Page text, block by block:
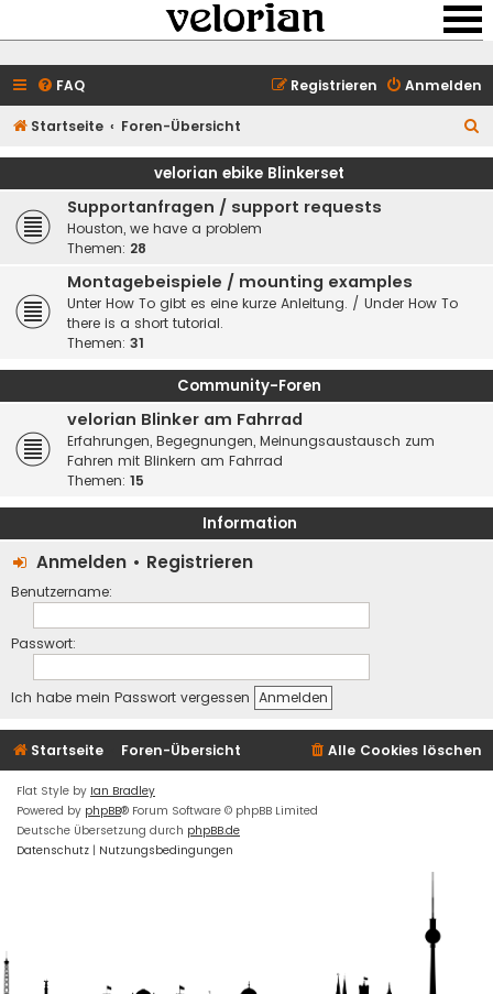
FAQ Anmelden
Registrieren
Startseite Foren-Übersicht
u
velorian ebike Blinkerset
Supportanfragen / support requests
Houston, we have a problem
Themen: 28
Montagebeispiele / mounting examples
Unter How To gibt es eine kurze Anleitung. / Under How To
there is a short tutorial.
Themen: 31
Community-Foren
velorian Blinker am Fahrrad
Erfahrungen, Begegnungen, Meinungsaustausch zum
Fahren mit Blinkern am Fahrrad
Themen: 15
Information
Anmelden • Registrieren
Benutzername:
Passwort:
Ich habe mein Passwort vergessen
Startseite Foren-Übersicht Alle Cookies löschen
Flat Style by Ian Bradley
Powered by phpBB® Forum Software © phpBB Limited
Deutsche Übersetzung durch phpBB.de
Datenschutz | Nutzungsbedingungen